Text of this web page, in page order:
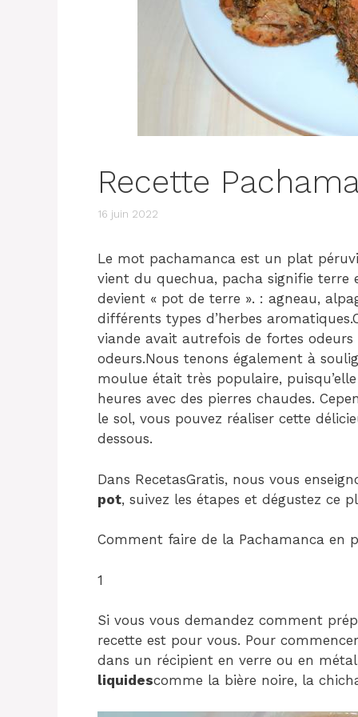
Recette
16 juin 2022
Le mot pachamanca est un plat
vient du quechua, pacha signifie
devient « pot de terre ». : agneau,
différents types d’herbes
viande avait autrefois de fortes
odeurs.Nous tenons également à
moulue était très populaire,
heures avec des pierres chaudes.
le sol, vous pouvez réaliser cette
dessous.
Dans RecetasGratis, nous vous
pot, suivez les étapes et dégustez ce
Comment faire de la Pachamanca en
1
Si vous vous demandez comment
recette est pour vous. Pour
dans un récipient en verre ou en
liquidescomme la bière noire, la